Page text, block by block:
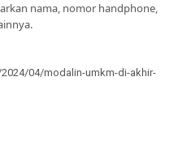
nama, nomor handphone,
04/modalin-umkm-di-akhir-